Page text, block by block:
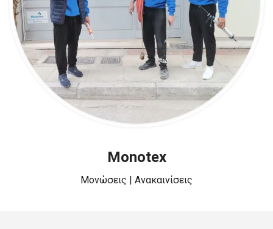
Monotex
Μονώσεις | Ανακαινίσεις